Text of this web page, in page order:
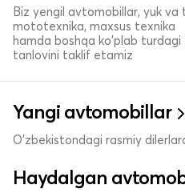
Biz yengil avtomobillar, yuk
mototexnika, maxsus texnika
hamda boshqa ko'plab
tanlovini taklif etamiz
Yangi avtomobillar
O'zbekistondagi rasmiy
Haydalgan